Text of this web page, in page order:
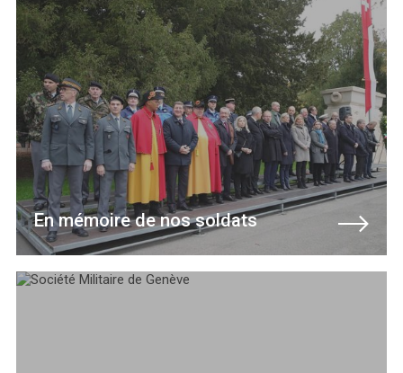
En mémoire de nos soldats